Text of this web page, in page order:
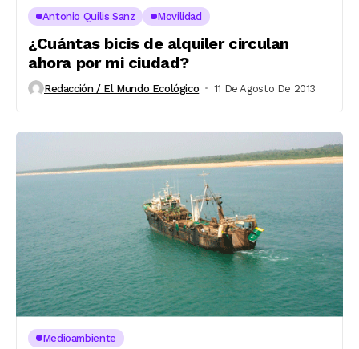
Antonio Quilis Sanz Movilidad
¿Cuántas bicis de alquiler circulan
ahora por mi ciudad?
Redacción / El Mundo Ecológico 11 De Agosto De 2013
Medioambiente